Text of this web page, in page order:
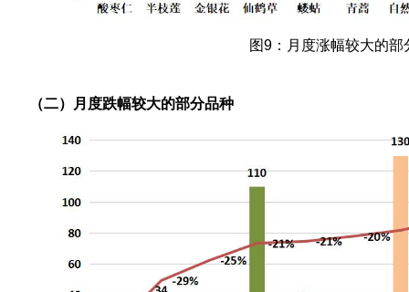
图9：月度涨幅较大的部
（二）月度跌幅较大的部分品种